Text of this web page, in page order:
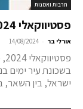
תרבות ואמנות
פסטיווקאלי 2024 חוזר: נתניה מצדיעה לזמר העברי
אורלי בר -
14/08/2024
בשכונת עיר ימים
ישראל, בין השאר,